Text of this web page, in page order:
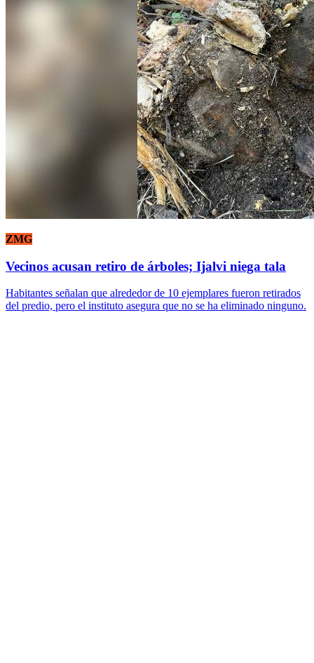
ZMG
Vecinos acusan retiro de árboles; Ijalvi niega tala
Habitantes señalan que alrededor de 10 ejemplares fueron retirados
del predio, pero el instituto asegura que no se ha eliminado ninguno.